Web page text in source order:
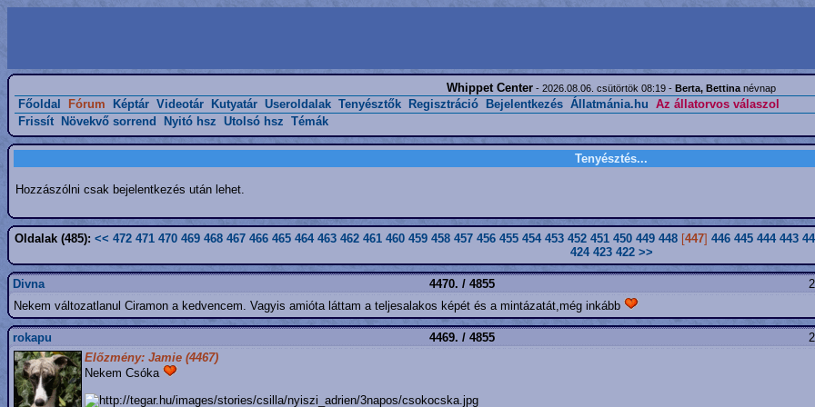
Whippet Center - 2026.08.06. csütörtök 08:19 - Berta, Bettina névnap
Főoldal Fórum Képtár Videotár Kutyatár Useroldalak Tenyésztők Regisztráció Bejelentkezés Állatmánia.hu Az állatorvos válaszol
Frissít
Növekvő sorrend Nyitó hsz Utolsó hsz Témák
Tenyésztés...
Hozzászólni csak bejelentkezés után lehet.
Oldalak (485): << 472 471 470 469 468 467 466 465 464 463 462 461 460 459 458 457 456 455 454 453 452 451 450 449 448 [447] 446 445 444 443
424 423 422 >>
Divna 4470. / 4855
Nekem változatlanul Ciramon a kedvencem. Vagyis amióta láttam a teljesalakos képét és a mintázatát,még inkább
rokapu 4469. / 4855
Előzmény: Jamie (4467)
Nekem Csóka